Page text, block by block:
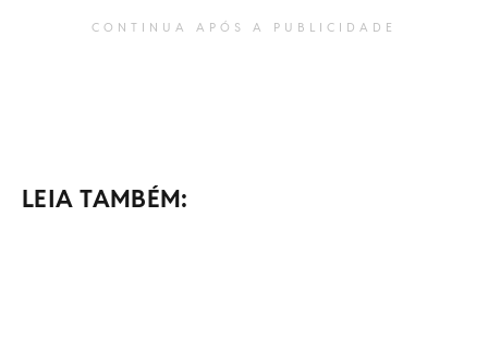
CONTINUA APÓS A PUBLICIDADE
LEIA TAMBÉM: